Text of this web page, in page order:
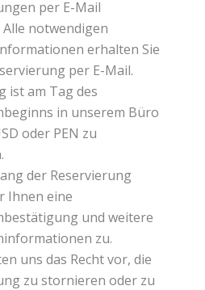
per E-Mail
notwendigen
erhalten Sie
per E-Mail.
ist am Tag des
in unserem Büro
oder PEN zu
der Reservierung
Ihnen eine
und weitere
zu.
uns das Recht vor, die
zu stornieren oder zu